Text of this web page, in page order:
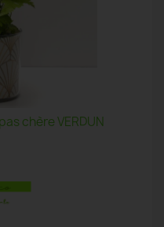
chère VERDUN